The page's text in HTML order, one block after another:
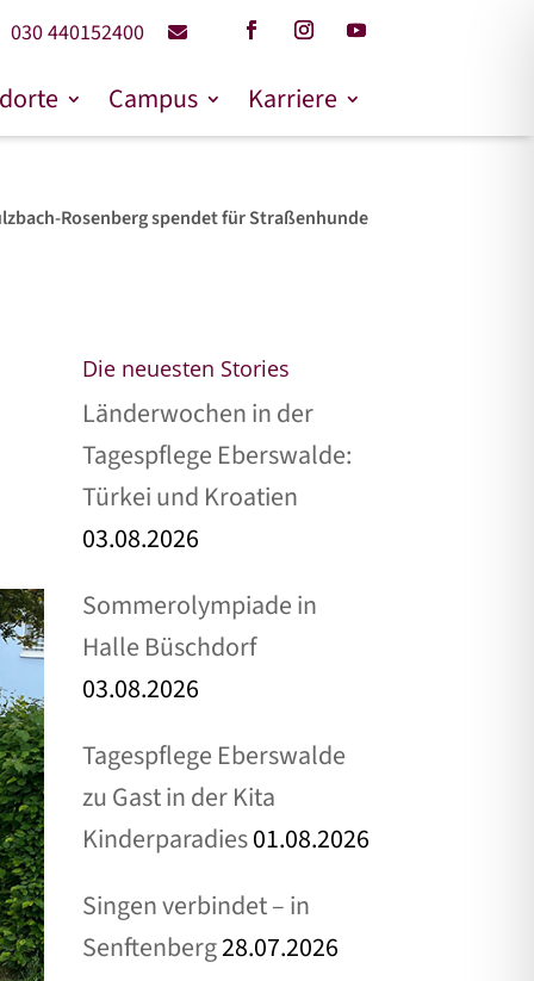
030 440152400
Campus Karriere
Rosenberg spendet für Straßenhunde
Die neuesten Stories
Länderwochen in der
Tagespflege Eberswalde:
Türkei und Kroatien
03.08.2026
Sommerolympiade in
Halle Büschdorf
03.08.2026
Tagespflege Eberswalde
zu Gast in der Kita
Kinderparadies01.08.2026
Singen verbindet – in
Senftenberg28.07.2026